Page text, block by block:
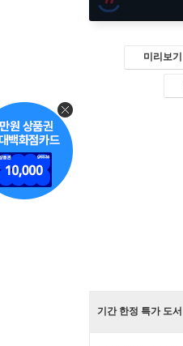
미리보기
기간 한정 특가 도서